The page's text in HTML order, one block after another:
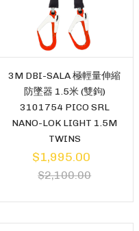
3M DBI-SALA 極輕量伸縮
防墜器 1.5米 (雙鉤)
3101754 PICO SRL
NANO-LOK LIGHT 1.5M
TWINS
$1,995.00
$2,100.00